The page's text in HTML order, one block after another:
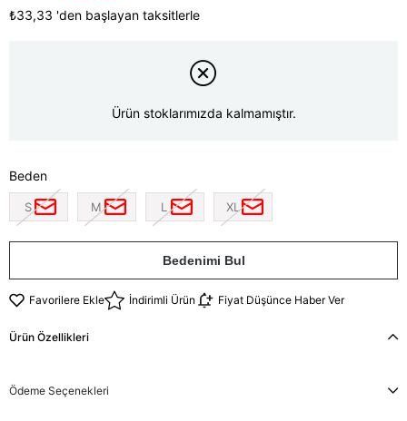
₺33,33 'den başlayan taksitlerle
Ürün stoklarımızda kalmamıştır.
Beden
S M L XL
Bedenimi Bul
Favorilere Ekle İndirimli Ürün Fiyat Düşünce Haber Ver
Ürün Özellikleri
Ödeme Seçenekleri